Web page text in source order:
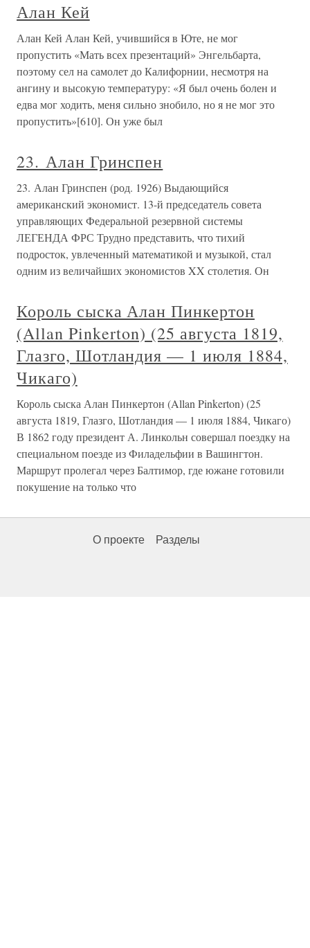
Алан Кей
Алан Кей Алан Кей, учившийся в Юте, не мог
пропустить «Мать всех презентаций» Энгельбарта,
поэтому сел на самолет до Калифорнии, несмотря на
ангину и высокую температуру: «Я был очень болен и
едва мог ходить, меня сильно знобило, но я не мог это
пропустить»[610]. Он уже был
23. Алан Гринспен
23. Алан Гринспен (род. 1926) Выдающийся
американский экономист. 13-й председатель совета
управляющих Федеральной резервной системы
ЛЕГЕНДА ФРС Трудно представить, что тихий
подросток, увлеченный математикой и музыкой, стал
одним из величайших экономистов XX столетия. Он
Король сыска Алан Пинкертон
(Allan Pinkerton) (25 августа 1819,
Глазго, Шотландия — 1 июля 1884,
Чикаго)
Король сыска Алан Пинкертон (Allan Pinkerton) (25
августа 1819, Глазго, Шотландия — 1 июля 1884, Чикаго)
В 1862 году президент А. Линкольн совершал поездку на
специальном поезде из Филадельфии в Вашингтон.
Маршрут пролегал через Балтимор, где южане готовили
покушение на только что
О проекте Разделы